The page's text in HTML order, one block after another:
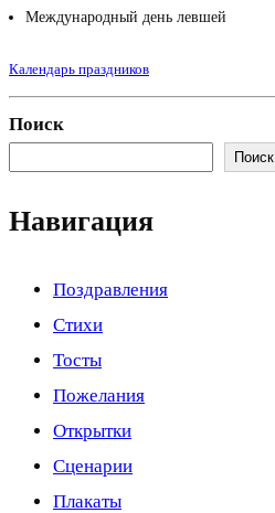
Международный день левшей
Календарь праздников
Поиск
Поиск
Навигация
Поздравления
Стихи
Тосты
Пожелания
Открытки
Сценарии
Плакаты